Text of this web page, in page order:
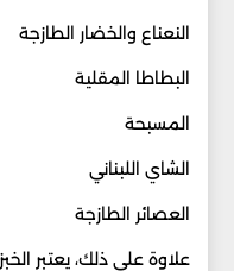
النعناع والخضار الطازجة
البطاطا المقلية
المسبحة
الشاي اللبناني
العصائر الطازجة
علاوة على ذلك، يعتبر